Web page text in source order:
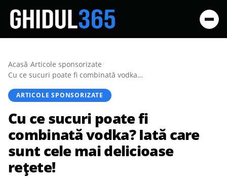
Acasă/Articole sponsorizate/
Cu ce sucuri poate fi combinată vodka? Iată care sunt cele mai delicioase rețete!
ARTICOLE SPONSORIZATE
Cu ce sucuri poate fi
combinată vodka? Iată care
sunt cele mai delicioase
rețete!